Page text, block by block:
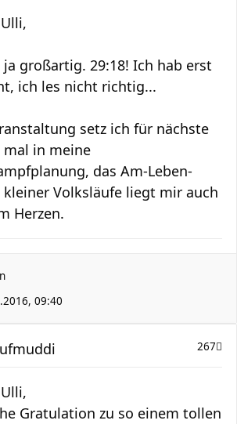
ja großartig. 29:18! Ich hab erst
ich les nicht richtig...
setz ich für nächste
mal in meine
das Am-Leben-
kleiner Volksläufe liegt mir auch
Herzen.
09:40
267
Gratulation zu so einem tollen